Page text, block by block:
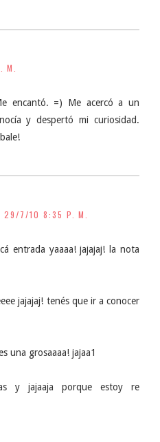
encantó. =) Me acercó a un
y despertó mi curiosidad.
29/7/10 8:35 P. M.
entrada yaaaa! jajajaj! la nota
jajajaj! tenés que ir a conocer
una grosaaaa! jajaa1
y jajaaja porque estoy re